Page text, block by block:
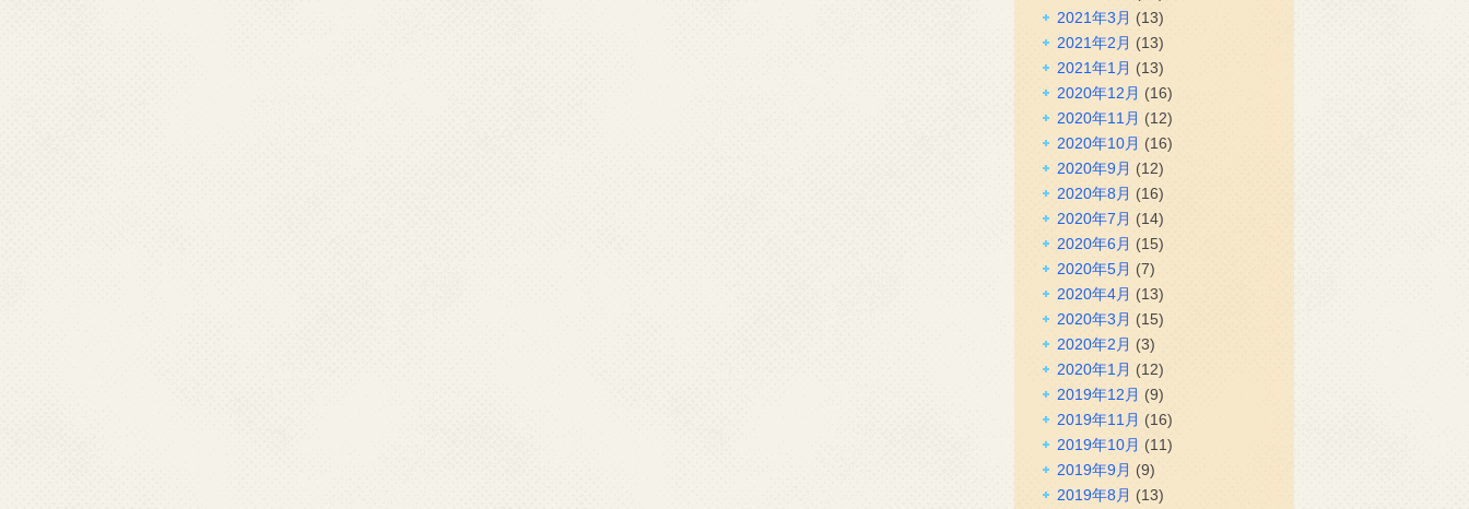
2021年3月 (13)
2021年2月 (13)
2021年1月 (13)
2020年12月 (16)
2020年11月 (12)
2020年10月 (16)
2020年9月 (12)
2020年8月 (16)
2020年7月 (14)
2020年6月 (15)
2020年5月 (7)
2020年4月 (13)
2020年3月 (15)
2020年2月 (3)
2020年1月 (12)
2019年12月 (9)
2019年11月 (16)
2019年10月 (11)
2019年9月 (9)
2019年8月 (13)